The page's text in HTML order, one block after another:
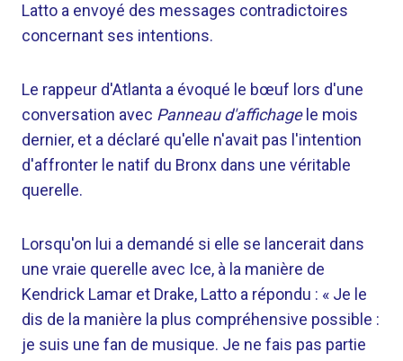
Latto a envoyé des messages contradictoires
concernant ses intentions.
Le rappeur d'Atlanta a évoqué le bœuf lors d'une
conversation avec Panneau d'affichagele mois
dernier, et a déclaré qu'elle n'avait pas l'intention
d'affronter le natif du Bronx dans une véritable
querelle.
Lorsqu'on lui a demandé si elle se lancerait dans
une vraie querelle avec Ice, à la manière de
Kendrick Lamar et Drake, Latto a répondu : « Je le
dis de la manière la plus compréhensive possible :
je suis une fan de musique. Je ne fais pas partie